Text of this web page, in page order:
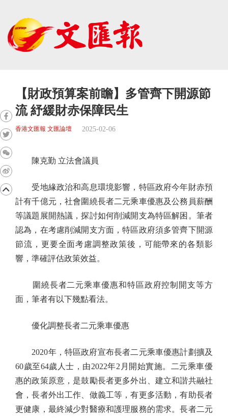
【財政預算案前瞻】多管齊下開源節
流 紓緩財赤保障民生
香港文匯報 文匯論壇 2025-02-06
陳克勤 立法會議員
受地緣政治和高息環境影響，特區政府今年財赤預
計有千億元，社會圍繞長者二元乘車優惠及公務員薪酬
等議題展開熱議，探討如何削減開支為特區解困。筆者
認為，在考慮削減開支方面，特區政府須多管齊下開源
節流，更要全面考慮調整政策後，可能帶來的各類影
響，準確評估政策效益。
圍繞長者二元乘車優惠和特區政府控制開支等方
面，筆者有以下幾點看法。
優化調整長者二元乘車優惠
2020年，特區政府宣布長者二元乘車優惠計劃擴及
60歲至64歲人士，由2022年2月開始實施。二元乘車優
惠的政策原意，是鼓勵長者更多外出、建立和諧共融社
會，長者外出工作、做義工等，有更多活動，有助長者
更健康，最終減少對醫療和護理服務的需求。長者二元